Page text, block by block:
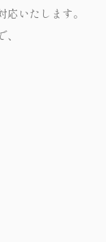
いたします。